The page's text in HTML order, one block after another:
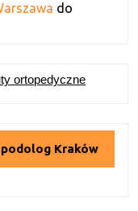
do
ortopedyczne
Kraków